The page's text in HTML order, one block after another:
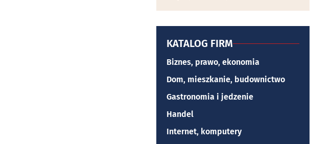
KATALOG FIRM
Biznes, prawo, ekonomia
Dom, mieszkanie, budownictwo
Gastronomia i jedzenie
Handel
Internet, komputery